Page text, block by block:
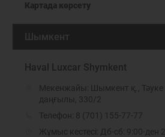
Картада көрсету
Шымкент
Haval Luxcar Shymkent
Мекенжайы: Шымкент қ., Тәуке
даңғылы, 330/2
Телефон: 8 (701) 155-77-77
Жұмыс кестесі: Дб-сб: 9:00-ден